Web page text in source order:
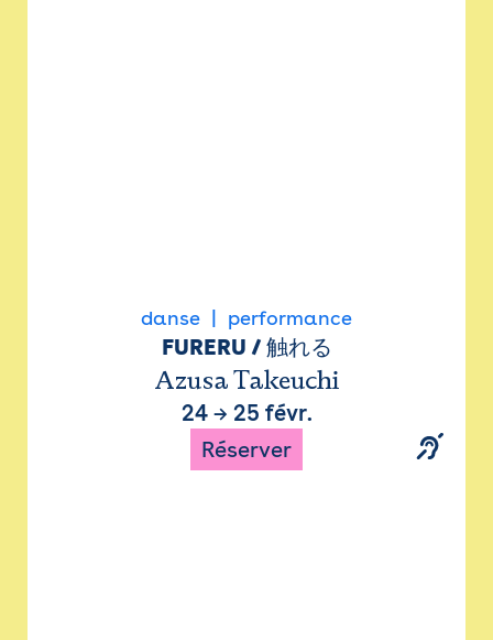
danse performance
FURERU / 触れる
Azusa Takeuchi
24→ 25 févr.
Réserver